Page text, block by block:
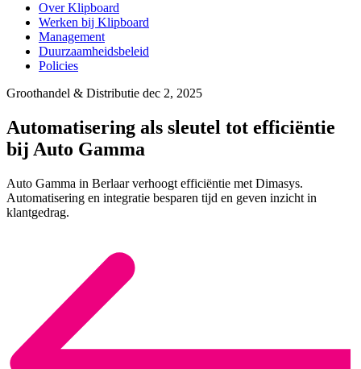
Over Klipboard
Werken bij Klipboard
Management
Duurzaamheidsbeleid
Policies
Groothandel & Distributie dec 2, 2025
Automatisering als sleutel tot efficiëntie
bij Auto Gamma
Auto Gamma in Berlaar verhoogt efficiëntie met Dimasys.
Automatisering en integratie besparen tijd en geven inzicht in
klantgedrag.